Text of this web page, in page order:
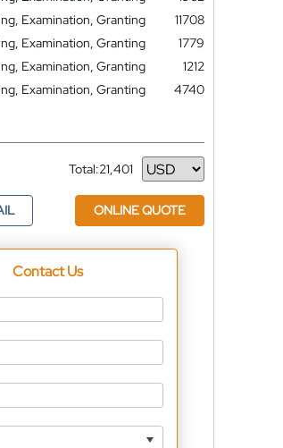
Examination, Granting
11708
Examination, Granting
1779
Examination, Granting
1212
Examination, Granting
4740
Total:21,401
Currency
ONLINE QUOTE
Contact Us